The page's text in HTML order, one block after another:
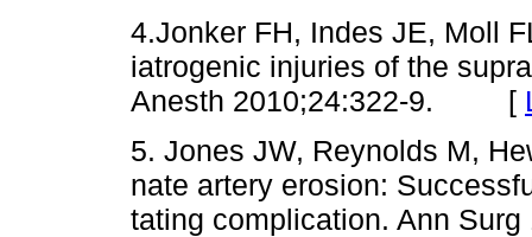
4.Jonker FH, Indes JE, Moll
iatrogenic injuries of the
Anesth 2010;24:322-9. [
5. Jones JW, Reynolds M,
nate artery erosion:
tating complication. Ann